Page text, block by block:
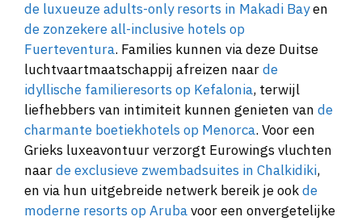
de luxueuze adults-only resorts in Makadi Bayen
de zonzekere all-inclusive hotels op
Fuerteventura. Families kunnen via deze Duitse
luchtvaartmaatschappij afreizen naarde
idyllische familieresorts op Kefalonia, terwijl
liefhebbers van intimiteit kunnen genieten van de
charmante boetiekhotels op Menorca. Voor een
Grieks luxeavontuur verzorgt Eurowings vluchten
naarde exclusieve zwembadsuites in Chalkidiki,
en via hun uitgebreide netwerk bereik je ookde
moderne resorts op Arubavoor een onvergetelijke